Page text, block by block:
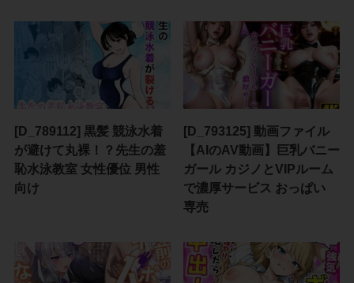
[D_789112] 黒髪 競泳水着
が避けて丸裸！？先生の羞
恥水泳教室 女性優位 男性
向け
[D_793125] 動画ファイル
【AIのAV動画】巨乳バニー
ガール カジノとVIPルーム
で濃厚サービス おっぱい
専売